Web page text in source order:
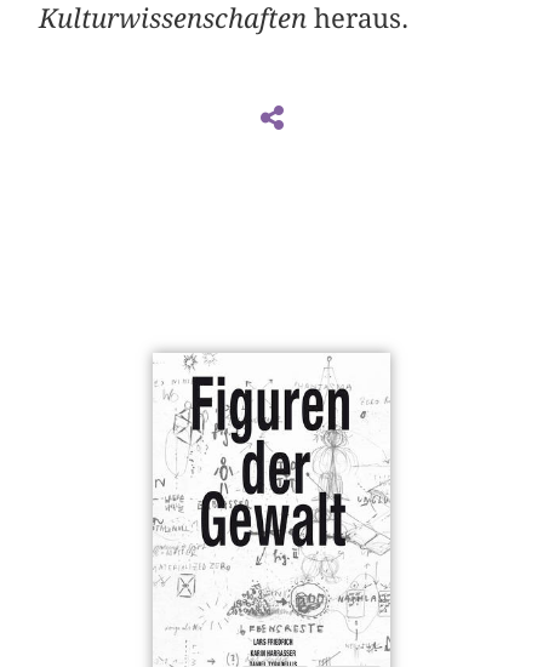
Kulturwissenschaften heraus.